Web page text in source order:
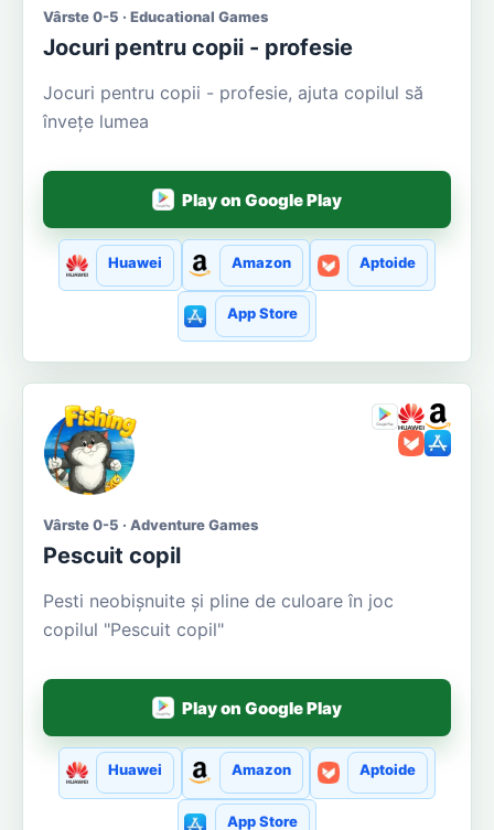
Vârste 0-5 · Educational Games
Jocuri pentru copii - profesie
Jocuri pentru copii - profesie, ajuta copilul să
învețe lumea
Play on Google Play
Huawei Amazon Aptoide
App Store
Vârste 0-5 · Adventure Games
Pescuit copil
Pesti neobișnuite și pline de culoare în joc
copilul "Pescuit copil"
Play on Google Play
Huawei Amazon Aptoide
App Store